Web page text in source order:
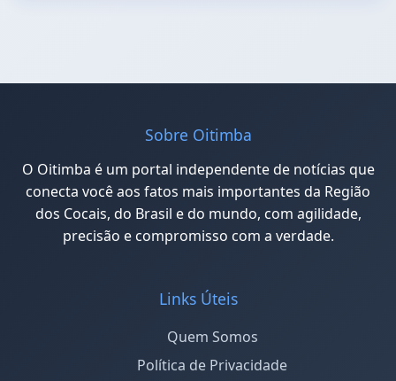
Sobre Oitimba
O Oitimba é um portal independente de notícias que
conecta você aos fatos mais importantes da Região
dos Cocais, do Brasil e do mundo, com agilidade,
precisão e compromisso com a verdade.
Links Úteis
Quem Somos
Política de Privacidade